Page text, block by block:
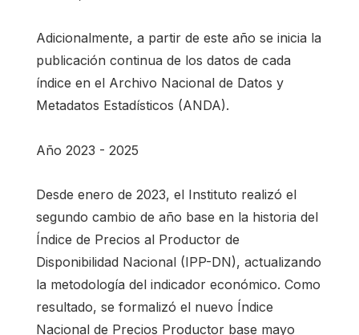
Adicionalmente, a partir de este año se inicia la
publicación continua de los datos de cada
índice en el Archivo Nacional de Datos y
Metadatos Estadísticos (ANDA).
Año 2023 - 2025
Desde enero de 2023, el Instituto realizó el
segundo cambio de año base en la historia del
Índice de Precios al Productor de
Disponibilidad Nacional (IPP-DN), actualizando
la metodología del indicador económico. Como
resultado, se formalizó el nuevo Índice
Nacional de Precios Productor base mayo